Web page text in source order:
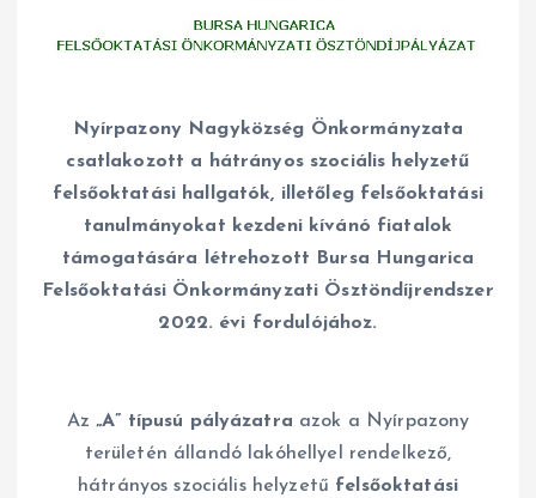
Nyírpazony Nagyközség Önkormányzata
csatlakozott a hátrányos szociális helyzetű
felsőoktatási hallgatók, illetőleg felsőoktatási
tanulmányokat kezdeni kívánó fiatalok
támogatására létrehozott Bursa Hungarica
Felsőoktatási Önkormányzati Ösztöndíjrendszer
2022. évi fordulójához.
Az „A” típusú pályázatra azok a Nyírpazony
területén állandó lakóhellyel rendelkező,
hátrányos szociális helyzetű felsőoktatási